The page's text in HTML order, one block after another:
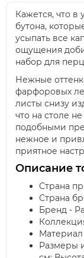
Кажется, что в
бутона,
усыпать все
ощущения
набор для
Нежные
фарфоровых
листы снизу
что на столе
подобными
нежное и
приятное
Описание
Страна
Страна
Бренд -
Размеры